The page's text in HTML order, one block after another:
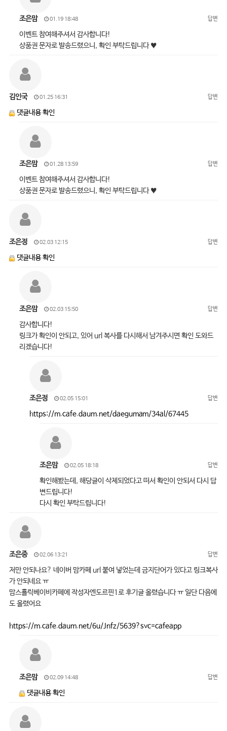
조은맘 01.19 18:48 답변
이벤트 참여해주셔서 감사합니다!
상품권 문자로 발송드렸으니, 확인 부탁드립니다 ♥
김인국 01.25 16:31 답변
댓글내용 확인
조은맘 01.28 13:59 답변
이벤트 참여해주셔서 감사합니다!
상품권 문자로 발송드렸으니, 확인 부탁드립니다 ♥
조은정 02.03 12:15 답변
댓글내용 확인
조은맘 02.03 15:50 답변
감사합니다!
링크가 확인이 안되고, 있어 url 복사를 다시해서 남겨주시면 확인 도와드
리겠습니다!
조은정 02.05 15:01 답변
https://m.cafe.daum.net/daegumam/34al/67445
조은맘 02.05 18:18 답변
확인해봤는데, 해당글이 삭제되었다고 떠서 확인이 안되서 다시 답
변드립니다!
다시 확인 부탁드립니다!
조은중 02.06 13:21 답변
저만 안되나요? 네이버 맘카페 url 붙여 넣었는데 금지단어가 있다고 링크복사
가 안되네요 ㅠ
맘스홀릭베이비카페에 작성자엔도르핀1로 후기글 올렸습니다 ㅠ 일단 다음에
도 올렸어요
https://m.cafe.daum.net/6u/Jnfz/5639?svc=cafeapp
조은맘 02.09 14:48 답변
댓글내용 확인